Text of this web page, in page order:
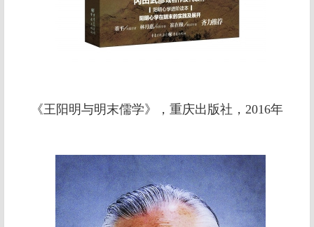
《王阳明与明末儒学》，重庆出版社，2016年